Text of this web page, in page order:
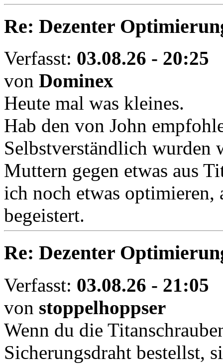
Re: Dezenter
Verfasst: 03.08.26 - 20:25
von Dominex
Heute mal was kleines.
Hab den von John
Selbstverständlich wurden
Muttern gegen etwas aus
ich noch etwas optimieren,
begeistert.
Re: Dezenter
Verfasst: 03.08.26 - 21:05
von stoppelhoppser
Wenn du die
Sicherungsdraht bestellst,